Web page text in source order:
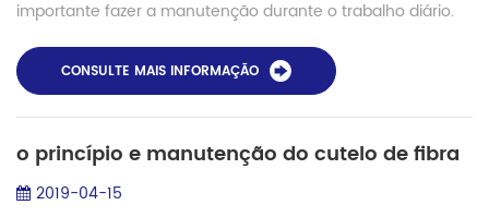
importante fazer a manutenção durante o trabalho diário.
estreita, facilmente para acu...
CONSULTE MAIS INFORMAÇÃO
o princípio e manutenção do cutelo de fibra
2019-04-15